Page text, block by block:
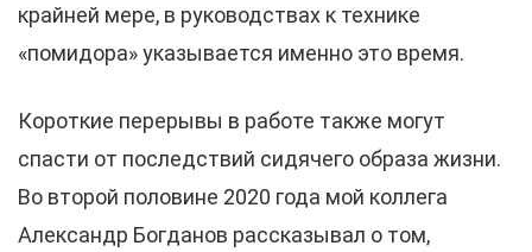
крайней мере, в руководствах к технике
«помидора» указывается именно это время.
Короткие перерывы в работе также могут
спасти от последствий сидячего образа жизни.
Во второй половине 2020 года мой коллега
Александр Богданов рассказывал о том,